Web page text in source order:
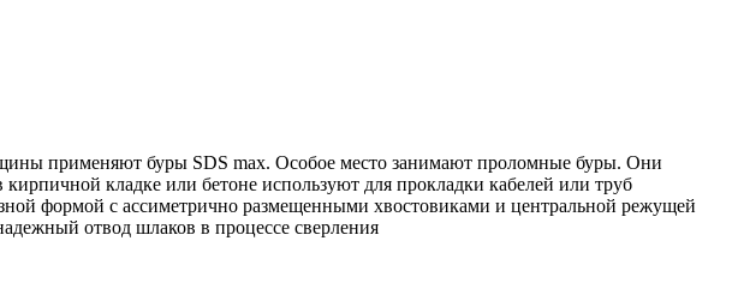
применяют буры SDS max. Особое место занимают проломные буры. Они
кладке или бетоне используют для прокладки кабелей или труб
формой с ассиметрично размещенными хвостовиками и центральной режущей
отвод шлаков в процессе сверления